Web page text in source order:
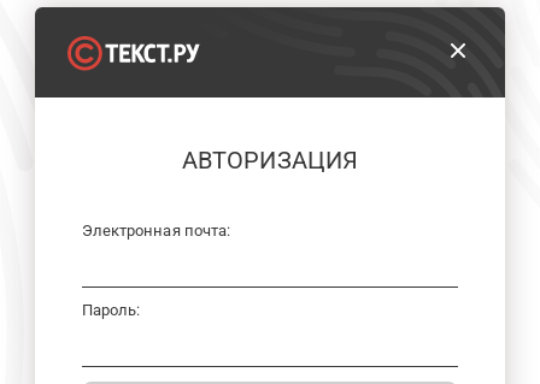
АВТОРИЗАЦИЯ
Электронная почта:
Пароль: